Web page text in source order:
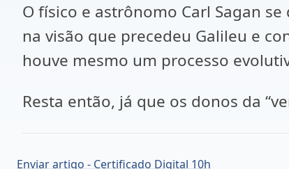
O físico e astrônomo Carl Sagan
na visão que precedeu Galileu e
houve mesmo um processo
Resta então, já que os donos da
Enviar artigo - Certificado Digital 10h